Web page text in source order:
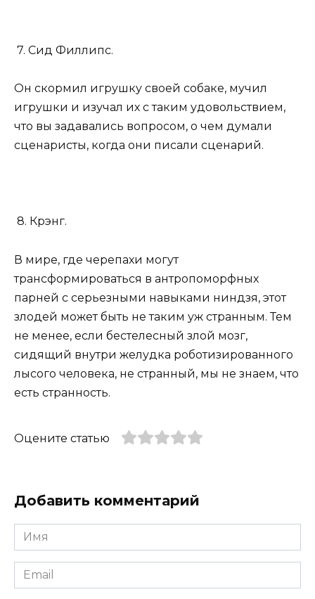
7. Сид Филлипс.
Он скормил игрушку своей собаке, мучил
игрушки и изучал их с таким удовольствием,
что вы задавались вопросом, о чем думали
сценаристы, когда они писали сценарий.
8. Крэнг.
В мире, где черепахи могут
трансформироваться в антропоморфных
парней с серьезными навыками ниндзя, этот
злодей может быть не таким уж странным. Тем
не менее, если бестелесный злой мозг,
сидящий внутри желудка роботизированного
лысого человека, не странный, мы не знаем, что
есть странность.
Оцените статью
Добавить комментарий
Имя
*
Email
*